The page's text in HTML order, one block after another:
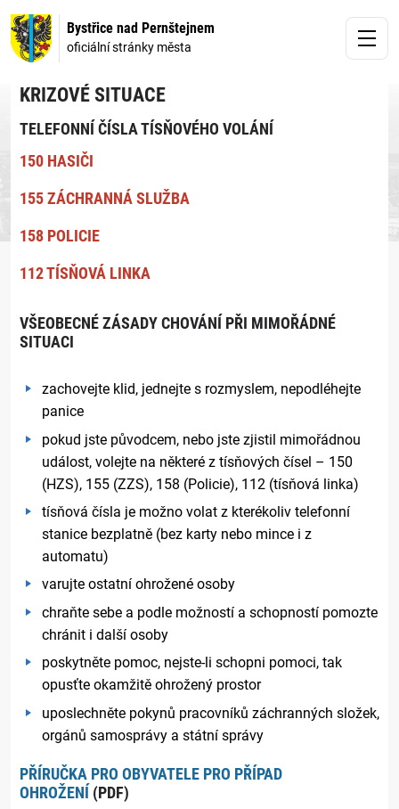
Bystřice nad Pernštejnem
oficiální stránky města
KRIZOVÉ SITUACE
TELEFONNÍ ČÍSLA TÍSŇOVÉHO VOLÁNÍ
150 HASIČI
155 ZÁCHRANNÁ SLUŽBA
158 POLICIE
112 TÍSŇOVÁ LINKA
VŠEOBECNÉ ZÁSADY CHOVÁNÍ PŘI MIMOŘÁDNÉ
SITUACI
zachovejte klid, jednejte s rozmyslem, nepodléhejte
panice
pokud jste původcem, nebo jste zjistil mimořádnou
událost, volejte na některé z tísňových čísel – 150
(HZS), 155 (ZZS), 158 (Policie), 112 (tísňová linka)
tísňová čísla je možno volat z kterékoliv telefonní
stanice bezplatně (bez karty nebo mince i z
automatu)
varujte ostatní ohrožené osoby
chraňte sebe a podle možností a schopností pomozte
chránit i další osoby
poskytněte pomoc, nejste-li schopni pomoci, tak
opusťte okamžitě ohrožený prostor
uposlechněte pokynů pracovníků záchranných složek,
orgánů samosprávy a státní správy
PŘÍRUČKA PRO OBYVATELE PRO PŘÍPAD
OHROŽENÍ (PDF)